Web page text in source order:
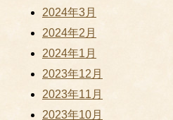
2024年3月
2024年2月
2024年1月
2023年12月
2023年11月
2023年10月